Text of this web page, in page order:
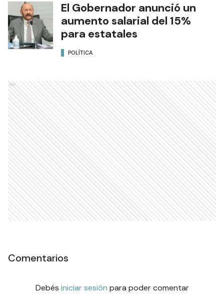
El Gobernador anunció un
aumento salarial del 15%
para estatales
POLÍTICA
Ads
Comentarios
Debés iniciar sesión para poder comentar